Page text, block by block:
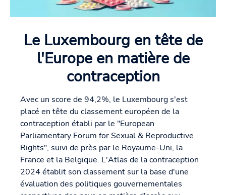
Le Luxembourg en tête de
l'Europe en matière de
contraception
Avec un score de 94,2%, le Luxembourg s'est
placé en tête du classement européen de la
contraception établi par le "European
Parliamentary Forum for Sexual & Reproductive
Rights", suivi de près par le Royaume-Uni, la
France et la Belgique. L'Atlas de la contraception
2024 établit son classement sur la base d'une
évaluation des politiques gouvernementales